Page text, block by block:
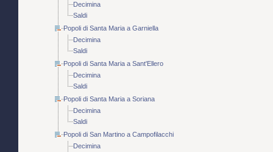
Decimina
Saldi
Popoli di Santa Maria a Garniella
Decimina
Saldi
Popoli di Santa Maria a Sant'Ellero
Decimina
Saldi
Popoli di Santa Maria a Soriana
Decimina
Saldi
Popoli di San Martino a Campofilacchi
Decimina